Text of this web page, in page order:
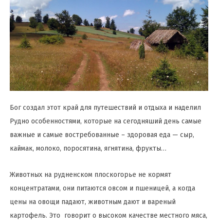
Бог создал этот край для путешествий и отдыха и наделил
Рудно особенностями, которые на сегодняший день самые
важные и самые востребованные – здоровая еда — сыр,
каймак, молоко, поросятина, ягнятина, фрукты…
Животных на рудненском плоскогорье не кормят
концентратами, они питаются овсом и пшеницей, а когда
цены на овощи падают, животным дают и вареный
картофель. Это говорит о высоком качестве местного мяса,